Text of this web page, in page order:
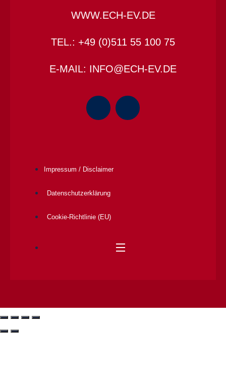
WWW.ECH-EV.DE
TEL.: +49 (0)511 55 100 75
E-MAIL: INFO@ECH-EV.DE
Impressum / Disclaimer
Datenschutz­erklärung
Cookie-Richtlinie (EU)